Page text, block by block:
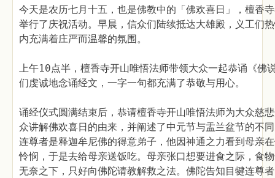
今天是农历七月十五，也是佛教中的「佛欢喜日」，檀香
举行了庆祝活动。早晨，信众们陆续抵达大雄殿，义工们
内充满着庄严而温馨的氛围。
上午10点半，檀香寺开山唯悟法师带领大众一起恭诵《佛
们虔诚地念诵经文，一字一句都充满了恭敬与用心。
诵经仪式圆满结束后，恭请檀香寺开山唯悟法师为大众慈
众讲解佛欢喜日的由来，并阐述了中元节与盂兰盆节的不
连尊者是释迦牟尼佛的得意弟子，他因神通之力看到母亲
怜悯，于是去给母亲送饭吃。母亲张口想要进食之际，食
无奈之下，只好向佛陀请教解救之法。佛陀告知目犍连尊